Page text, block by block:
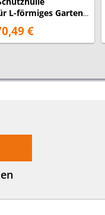
L-förmiges Garten
€